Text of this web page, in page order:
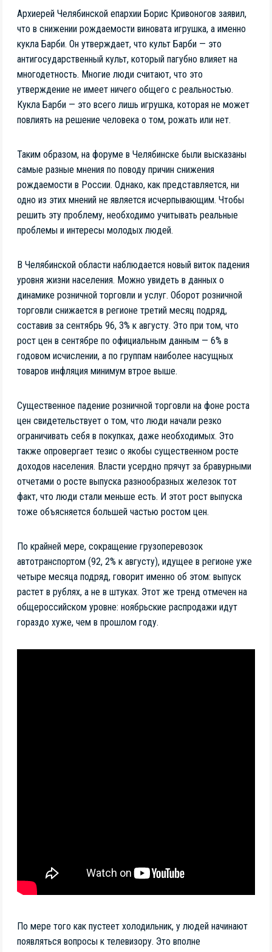
Архиерей Челябинской епархии Борис Кривоногов заявил,
что в снижении рождаемости виновата игрушка, а именно
кукла Барби. Он утверждает, что культ Барби — это
антигосударственный культ, который пагубно влияет на
многодетность. Многие люди считают, что это
утверждение не имеет ничего общего с реальностью.
Кукла Барби — это всего лишь игрушка, которая не может
повлиять на решение человека о том, рожать или нет.
Таким образом, на форуме в Челябинске были высказаны
самые разные мнения по поводу причин снижения
рождаемости в России. Однако, как представляется, ни
одно из этих мнений не является исчерпывающим. Чтобы
решить эту проблему, необходимо учитывать реальные
проблемы и интересы молодых людей.
В Челябинской области наблюдается новый виток падения
уровня жизни населения. Можно увидеть в данных о
динамике розничной торговли и услуг. Оборот розничной
торговли снижается в регионе третий месяц подряд,
составив за сентябрь 96, 3% к августу. Это при том, что
рост цен в сентябре по официальным данным — 6% в
годовом исчислении, а по группам наиболее насущных
товаров инфляция минимум втрое выше.
Существенное падение розничной торговли на фоне роста
цен свидетельствует о том, что люди начали резко
ограничивать себя в покупках, даже необходимых. Это
также опровергает тезис о якобы существенном росте
доходов населения. Власти усердно прячут за бравурными
отчетами о росте выпуска разнообразных железок тот
факт, что люди стали меньше есть. И этот рост выпуска
тоже объясняется большей частью ростом цен.
По крайней мере, сокращение грузоперевозок
автотранспортом (92, 2% к августу), идущее в регионе уже
четыре месяца подряд, говорит именно об этом: выпуск
растет в рублях, а не в штуках. Этот же тренд отмечен на
общероссийском уровне: ноябрьские распродажи идут
гораздо хуже, чем в прошлом году.
По мере того как пустеет холодильник, у людей начинают
появляться вопросы к телевизору. Это вполне